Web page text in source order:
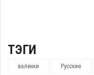
ТЭГИ
валенки Русские